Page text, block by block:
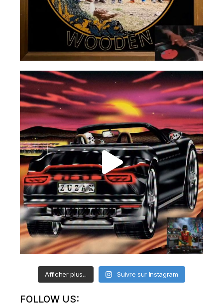
Afficher plus... Suivre sur Instagram
FOLLOW US: